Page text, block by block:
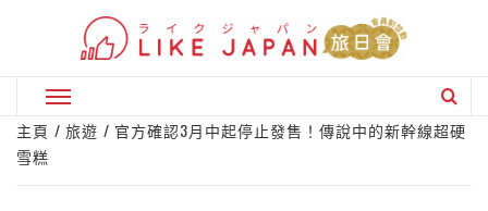
Primary
Menu
主頁 旅遊
官方確認3月中起停止發售！傳說中的新幹線超硬
雪糕